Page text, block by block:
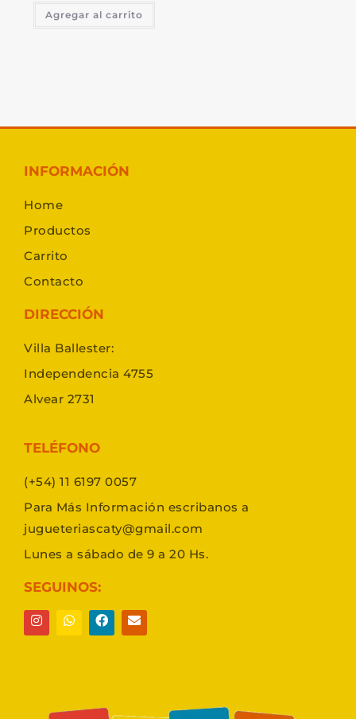
Agregar al carrito
INFORMACIÓN
Home
Productos
Carrito
Contacto
DIRECCIÓN
Villa Ballester:
Independencia 4755
Alvear 2731
TELÉFONO
(+54) 11 6197 0057
Para Más Información escribanos a
jugueteriascaty@gmail.com
Lunes a sábado de 9 a 20 Hs.
SEGUINOS: